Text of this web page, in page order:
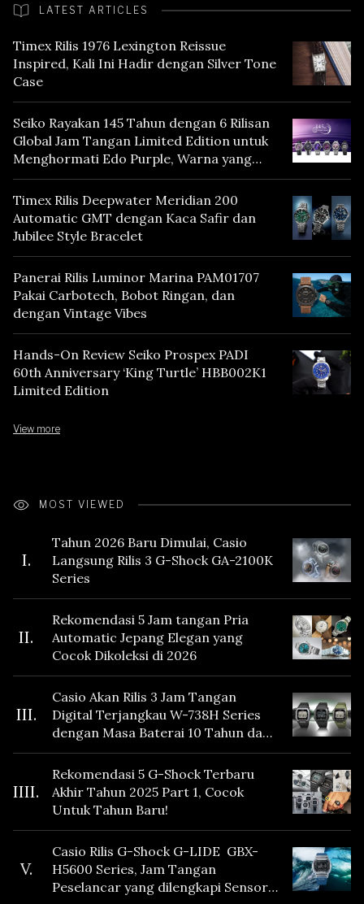
LATEST ARTICLES
Timex Rilis 1976 Lexington Reissue
Inspired, Kali Ini Hadir dengan Silver Tone
Case
Seiko Rayakan 145 Tahun dengan 6 Rilisan
Global Jam Tangan Limited Edition untuk
Menghormati Edo Purple, Warna yang
Mencerminkan Warisan Tokyo
Timex Rilis Deepwater Meridian 200
Automatic GMT dengan Kaca Safir dan
Jubilee Style Bracelet
Panerai Rilis Luminor Marina PAM01707
Pakai Carbotech, Bobot Ringan, dan
dengan Vintage Vibes
Hands-On Review Seiko Prospex PADI
60th Anniversary ‘King Turtle’ HBB002K1
Limited Edition
View more
MOST VIEWED
I.
Tahun 2026 Baru Dimulai, Casio
Langsung Rilis 3 G-Shock GA-2100K
Series
II.
Rekomendasi 5 Jam tangan Pria
Automatic Jepang Elegan yang
Cocok Dikoleksi di 2026
III.
Casio Akan Rilis 3 Jam Tangan
Digital Terjangkau W-738H Series
dengan Masa Baterai 10 Tahun dan
Fitur Vibration
IIII.
Rekomendasi 5 G-Shock Terbaru
Akhir Tahun 2025 Part 1, Cocok
Untuk Tahun Baru!
V.
Casio Rilis G-Shock G-LIDE GBX-
H5600 Series, Jam Tangan
Peselancar yang dilengkapi Sensor